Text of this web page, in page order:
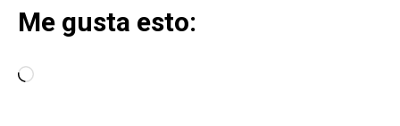
Me gusta esto:
C